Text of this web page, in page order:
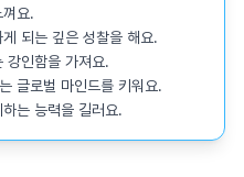
요.
되는 깊은 성찰을 해요.
강인함을 가져요.
글로벌 마인드를 키워요.
는 능력을 길러요.